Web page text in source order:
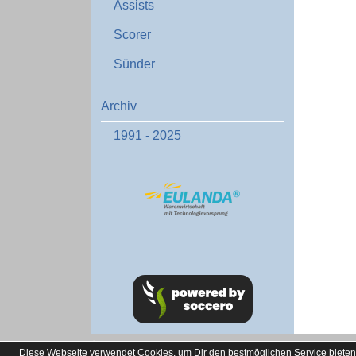
Assists
Scorer
Sünder
Archiv
1991 - 2025
soccero.de
Diese Webseite verwendet Cookies, um Dir den bestmöglichen Service